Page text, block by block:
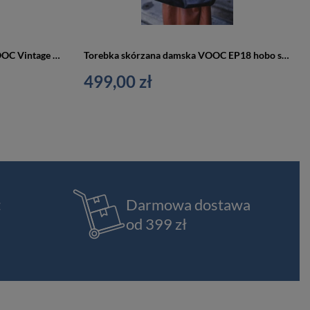
Piórnik skórzany jucht unisex VOOC Vintage P9 okrągły na długopisy czarny Torebka skórzana damska VOOC EP18 hobo shopper bag A4 czarna
499,00 zł
Darmowa dostawa
od 399 zł